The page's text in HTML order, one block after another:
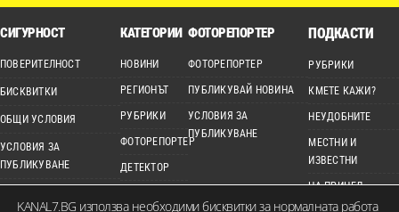
СИГУРНОСТ
ПОВЕРИТЕЛНОСТ
БИСКВИТКИ
ОБЩИ УСЛОВИЯ
УСЛОВИЯ ЗА
ПУБЛИКУВАНЕ
КАТЕГОРИИ
НОВИНИ
РЕГИОНЪТ
РУБРИКИ
ФОТОРЕПОРТЕР
ДЕТЕКТОР
ФОТОРЕПОРТЕР
ФОТОРЕПОРТЕР
ПУБЛИКУВАЙ НОВИНА
УСЛОВИЯ ЗА
ПУБЛИКУВАНЕ
ПОДКАСТИ
РУБРИКИ
КМЕТЕ КАЖИ?
НЕУДОБНИТЕ
МЕСТНИ И
ИЗВЕСТНИ
НА ПРИЦЕЛ
KANAL7.BG използва необходими бисквитки за нормалната работа